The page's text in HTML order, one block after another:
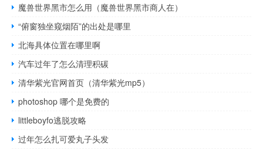
魔兽世界黑市怎么用（魔兽世界黑市商人在）
“俯窗独坐窥烟陌”的出处是哪里
北海具体位置在哪里啊
汽车过年了怎么清理积碳
清华紫光官网首页（清华紫光mp5）
photoshop 哪个是免费的
littleboyfo逃脱攻略
过年怎么扎可爱丸子头发